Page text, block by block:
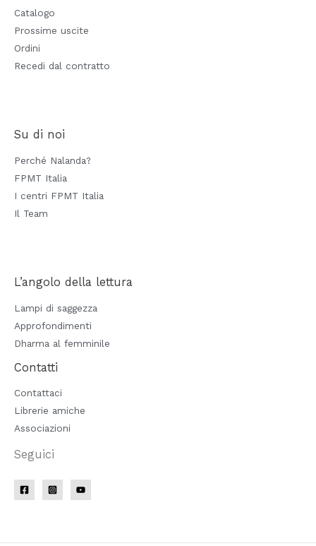
Catalogo
Prossime uscite
Ordini
Recedi dal contratto
Su di noi
Perché Nalanda?
FPMT Italia
I centri FPMT Italia
Il Team
L’angolo della lettura
Lampi di saggezza
Approfondimenti
Dharma al femminile
Contatti
Contattaci
Librerie amiche
Associazioni
Seguici